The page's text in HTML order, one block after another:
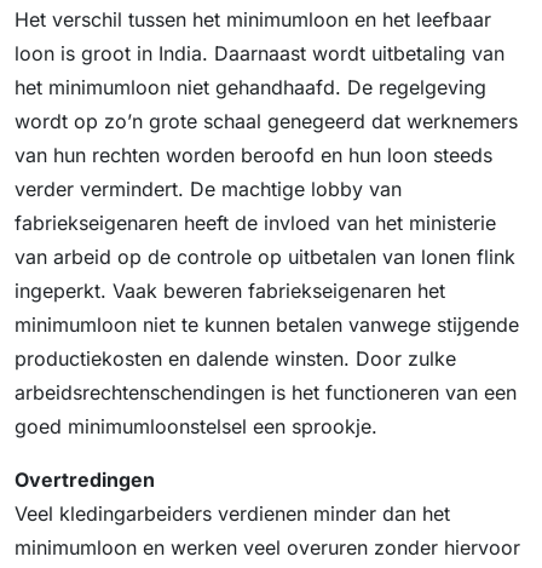
Het verschil tussen het minimumloon en het leefbaar
loon is groot in India. Daarnaast wordt uitbetaling van
het minimumloon niet gehandhaafd. De regelgeving
wordt op zo’n grote schaal genegeerd dat werknemers
van hun rechten worden beroofd en hun loon steeds
verder vermindert. De machtige lobby van
fabriekseigenaren heeft de invloed van het ministerie
van arbeid op de controle op uitbetalen van lonen flink
ingeperkt. Vaak beweren fabriekseigenaren het
minimumloon niet te kunnen betalen vanwege stijgende
productiekosten en dalende winsten. Door zulke
arbeidsrechtenschendingen is het functioneren van een
goed minimumloonstelsel een sprookje.
Overtredingen
Veel kledingarbeiders verdienen minder dan het
minimumloon en werken veel overuren zonder hiervoor